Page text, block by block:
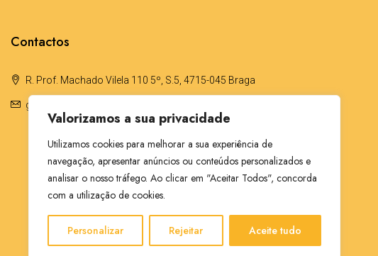
Valorizamos a sua privacidade
Utilizamos cookies para melhorar a sua experiência de
navegação, apresentar anúncios ou conteúdos personalizados e
analisar o nosso tráfego. Ao clicar em "Aceitar Todos", concorda
com a utilização de cookies.
Personalizar Rejeitar Aceite tudo
Contactos
R. Prof. Machado Vilela 110 5º, S.5, 4715-045 Braga
geral@sara-ferreira.pt